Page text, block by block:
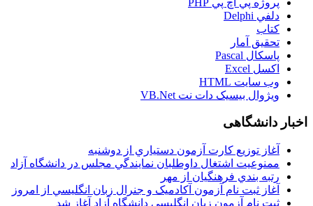
پروژه پي اچ پي PHP
دلفي Delphi
کتاب
تحقيق آمار
پاسکال Pascal
اکسل Excel
وب سايت HTML
ويژوال بيسيک دات نت VB.Net
اخبار دانشگاهی
آغاز توزيع کارت آزمون دستياري از دوشنبه
ممنوعيت اشتغال داوطلبان نمايندگي مجلس در دانشگاه آزاد
رتبه بندي فرهنگيان از مهر
آغاز ثبت نام آزمون آکادميک و جنرال زبان انگليسي از امروز
ثبت نام آزمون زبان انگليسي دانشگاه آزاد آغاز شد